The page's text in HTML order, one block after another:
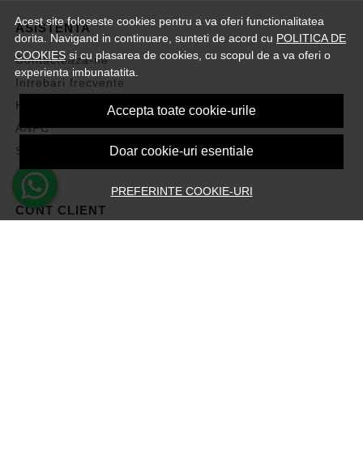
Acest site foloseste cookies pentru a va oferi functionalitatea
dorita. Navigand in continuare, sunteti de acord cu POLITICA DE
COOKIES si cu plasarea de cookies, cu scopul de a va oferi o
experienta imbunatatita.
Accepta toate cookie-urile
Doar cookie-uri esentiale
PREFERINTE COOKIE-URI
ASISTENTA
Contacteaza-ne
Intrebari frecvente
Harta site
ANPC
Solutionarea litigiilor
CONT CLIENT